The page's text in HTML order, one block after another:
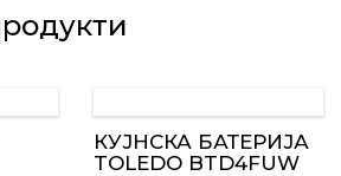
КУЈНСКА БАТЕРИЈА
TOLEDO BTD4FUW